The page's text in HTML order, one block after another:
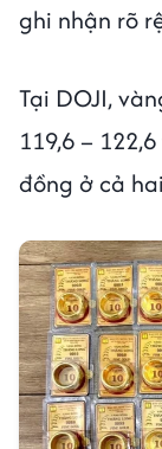
ghi nhận rõ
Tại DOJI,
119,6 –
đồng ở cả